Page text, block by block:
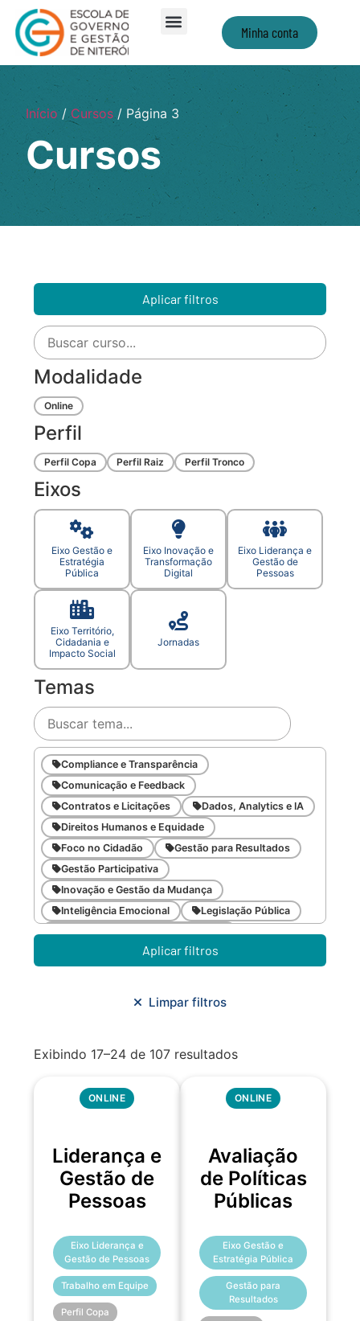
Minha conta
Início/Cursos/ Página 3
Cursos
Aplicar filtros
Modalidade
Online
Perfil
Perfil Copa Perfil Raiz Perfil Tronco
Eixos
Eixo Gestão e
Estratégia
Pública
Eixo Inovação e
Transformação
Digital
Eixo Liderança e
Gestão de
Pessoas
Eixo Território,
Cidadania e
Impacto Social
Jornadas
Temas
Compliance e Transparência
Comunicação e Feedback
Contratos e Licitações
Dados, Analytics e IA
Direitos Humanos e Equidade
Foco no Cidadão
Gestão para Resultados
Gestão Participativa
Inovação e Gestão da Mudança
Inteligência Emocional
Legislação Pública
Meio Ambiente e Sustentabilidade
Metodologias Ágeis
Orçamento e Finanças
Planejamento Urbano/Mobilidade
Aplicar filtros
Limpar filtros
Exibindo 17–24 de 107 resultados
ONLINE
Liderança e
Gestão de
Pessoas
Eixo Liderança e
Gestão de Pessoas
Trabalho em Equipe
Perfil Copa
ONLINE
Avaliação
de Políticas
Públicas
Eixo Gestão e
Estratégia Pública
Gestão para
Resultados